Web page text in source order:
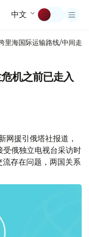
中文
里海国际运输路线/中间走廊
机之前已走入
网援引俄塔社报道，
受俄独立电视台采访时
存在问题，两国关系